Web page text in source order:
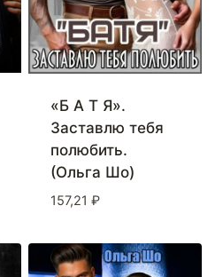
«Б А Т Я».
Заставлю тебя
полюбить.
(Ольга Шо)
157,21 ₽